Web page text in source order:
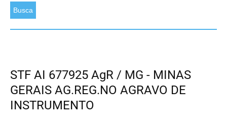
Busca
STF AI 677925 AgR / MG - MINAS
GERAIS AG.REG.NO AGRAVO DE
INSTRUMENTO